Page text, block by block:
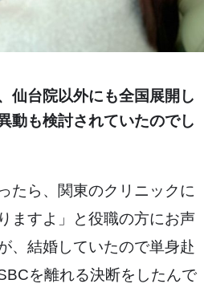
仙台院以外にも全国展開し
動も検討されていたのでし
たら、関東のクリニックに
ますよ」と役職の方にお声
、結婚していたので単身赴
を離れる決断をしたんで